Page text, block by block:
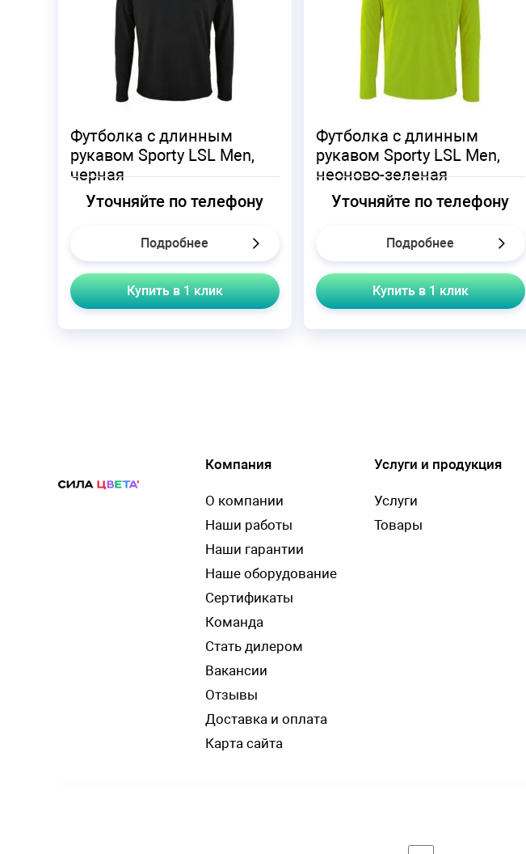
Футболка с длинным
рукавом Sporty LSL Men,
черная
Уточняйте по телефону
Подробнее
Купить в 1 клик
Футболка с длинным
рукавом Sporty LSL Men,
неоново-зеленая
Уточняйте по телефону
Подробнее
Купить в 1 клик
Компания
О компании
Наши работы
Наши гарантии
Наше оборудование
Сертификаты
Команда
Стать дилером
Вакансии
Отзывы
Доставка и оплата
Карта сайта
Услуги и продукция
Услуги
Товары